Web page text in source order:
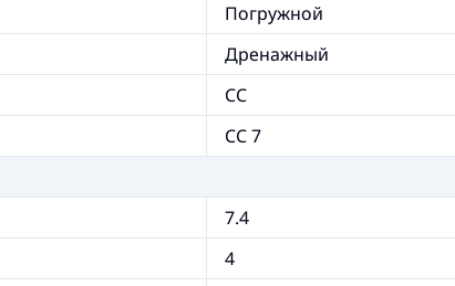
Погружной
Дренажный
CC
CC 7
7.4
4